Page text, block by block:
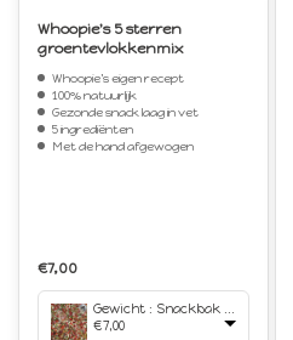
Whoopie's 5 sterren
groentevlokkenmix
Whoopie's eigen recept
100% natuurlijk
Gezonde snack laag in vet
5 ingrediënten
Met de hand afgewogen
€7,00
Gewicht : Snackbak 750 ml
€7,00